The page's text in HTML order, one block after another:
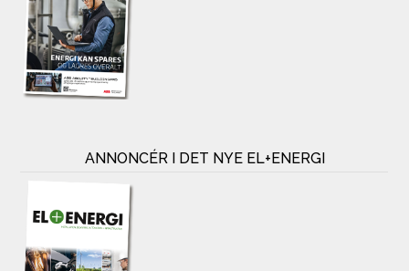
ANNONCÉR I DET NYE EL+ENERGI